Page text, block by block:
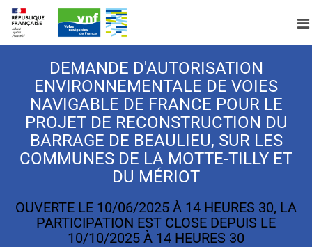
DEMANDE D'AUTORISATION
ENVIRONNEMENTALE DE VOIES
NAVIGABLE DE FRANCE POUR LE
PROJET DE RECONSTRUCTION DU
BARRAGE DE BEAULIEU, SUR LES
COMMUNES DE LA MOTTE-TILLY ET
DU MÉRIOT
OUVERTE LE 10/06/2025 À 14 HEURES 30, LA
PARTICIPATION EST CLOSE DEPUIS LE
10/10/2025 À 14 HEURES 30